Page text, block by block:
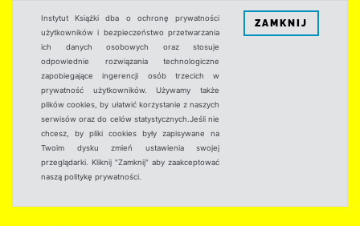
Instytut Książki dba o ochronę prywatności
użytkowników i bezpieczeństwo przetwarzania
ich danych osobowych oraz stosuje
odpowiednie rozwiązania technologiczne
zapobiegające ingerencji osób trzecich w
prywatność użytkowników. Używamy także
plików cookies, by ułatwić korzystanie z naszych
serwisów oraz do celów statystycznych.Jeśli nie
chcesz, by pliki cookies były zapisywane na
Twoim dysku zmień ustawienia swojej
przeglądarki. Kliknij "Zamknij" aby zaakceptować
naszą politykę prywatności.
ZAMKNIJ